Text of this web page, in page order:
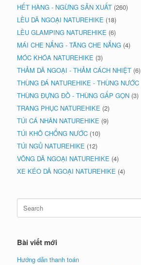
HẾT HÀNG - NGỪNG SẢN XUẤT (260)
LỀU DÃ NGOẠI NATUREHIKE (18)
LỀU GLAMPING NATUREHIKE (6)
MÁI CHE NẮNG - TĂNG CHE NẮNG (4)
MÓC KHÓA NATUREHIKE (3)
THẢM DÃ NGOẠI - THẢM CÁCH NHIỆT (6)
THÙNG ĐÁ NATUREHIKE - THÙNG NƯỚC
THÙNG ĐỰNG ĐỒ - THÙNG GẤP GỌN (3)
TRANG PHỤC NATUREHIKE (2)
TÚI CÁ NHÂN NATUREHIKE (9)
TÚI KHÔ CHỐNG NƯỚC (10)
TÚI NGỦ NATUREHIKE (12)
VÕNG DÃ NGOẠI NATUREHIKE (4)
XE KÉO DÃ NGOẠI NATUREHIKE (4)
for:
Bài viết mới
Hướng dẫn thanh toán